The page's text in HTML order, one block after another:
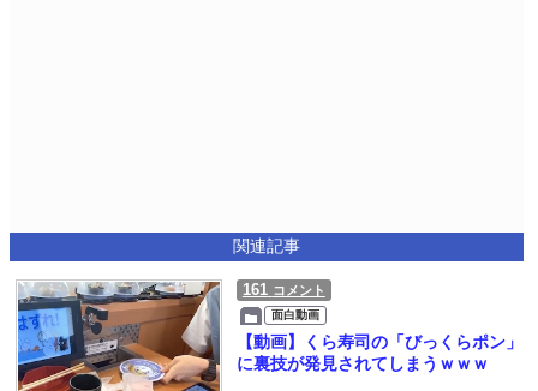
関連記事
161 コメント
面白動画
【動画】くら寿司の「びっくらポン」
に裏技が発見されてしまうｗｗｗ